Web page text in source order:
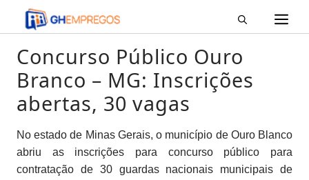
Pular
para
conteúdo
Concurso Público Ouro
Branco – MG: Inscrições
abertas, 30 vagas
No estado de Minas Gerais, o município de Ouro Blanco
abriu as inscrições para concurso público para
contratação de 30 guardas nacionais municipais de